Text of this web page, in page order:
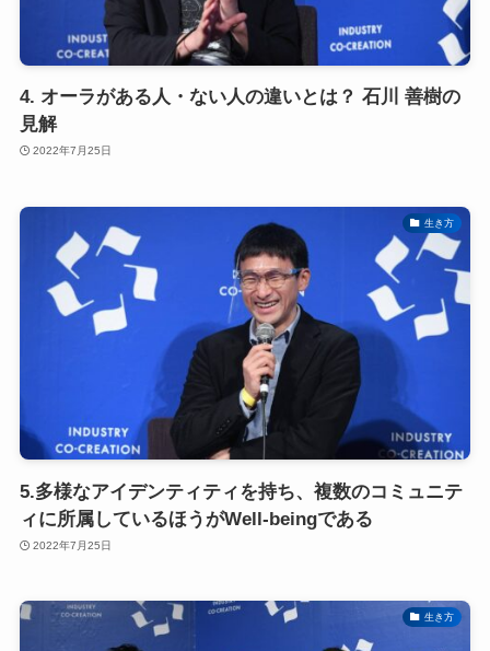
4. オーラがある人・ない人の違いとは？ 石川 善樹の
見解
2022年7月25日
生き方
5.多様なアイデンティティを持ち、複数のコミュニテ
ィに所属しているほうがWell-beingである
2022年7月25日
生き方